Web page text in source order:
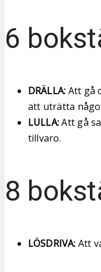
6
DRÄLLA: Att gå
att uträtta
LULLA:Att gå
tillvaro.
8
LÖSDRIVA: Att